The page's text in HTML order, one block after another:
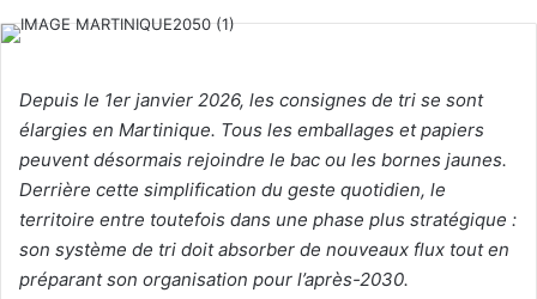
Depuis le 1er janvier 2026, les consignes de tri se sont
élargies en Martinique. Tous les emballages et papiers
peuvent désormais rejoindre le bac ou les bornes jaunes.
Derrière cette simplification du geste quotidien, le
territoire entre toutefois dans une phase plus stratégique :
son système de tri doit absorber de nouveaux flux tout en
préparant son organisation pour l’après-2030.